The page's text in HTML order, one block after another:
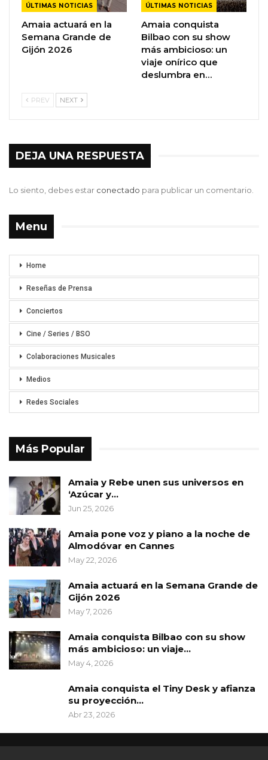
ÚLTIMAS NOTICIAS
Amaia actuará en la
Semana Grande de
Gijón 2026
ÚLTIMAS NOTICIAS
Amaia conquista
Bilbao con su show
más ambicioso: un
viaje onírico que
deslumbra en…
PREV NEXT
DEJA UNA RESPUESTA
Lo siento, debes estar conectado para publicar un comentario.
Menu
Home
Reseñas de Prensa
Conciertos
Cine / Series / BSO
Colaboraciones Musicales
Medios
Redes Sociales
Más Popular
Amaia y Rebe unen sus universos en
‘Azúcar y…
Jun 25, 2026
Amaia pone voz y piano a la noche de
Almodóvar en Cannes
May 22, 2026
Amaia actuará en la Semana Grande de
Gijón 2026
May 7, 2026
Amaia conquista Bilbao con su show
más ambicioso: un viaje…
May 4, 2026
Amaia conquista el Tiny Desk y afianza
su proyección…
Abr 23, 2026